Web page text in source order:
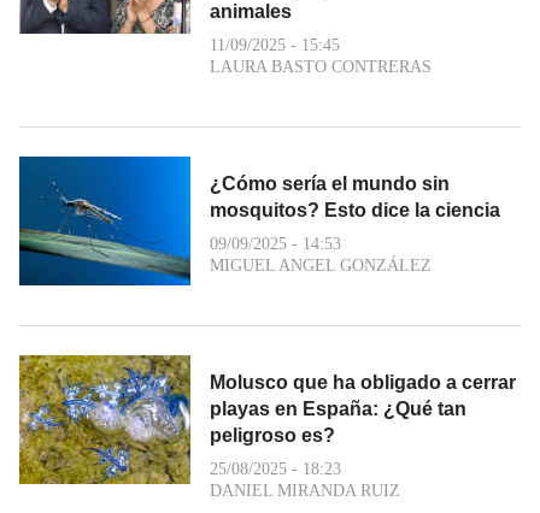
animales
11/09/2025 - 15:45
LAURA BASTO CONTRERAS
¿Cómo sería el mundo sin
mosquitos? Esto dice la ciencia
09/09/2025 - 14:53
MIGUEL ANGEL GONZÁLEZ
Molusco que ha obligado a cerrar
playas en España: ¿Qué tan
peligroso es?
25/08/2025 - 18:23
DANIEL MIRANDA RUIZ